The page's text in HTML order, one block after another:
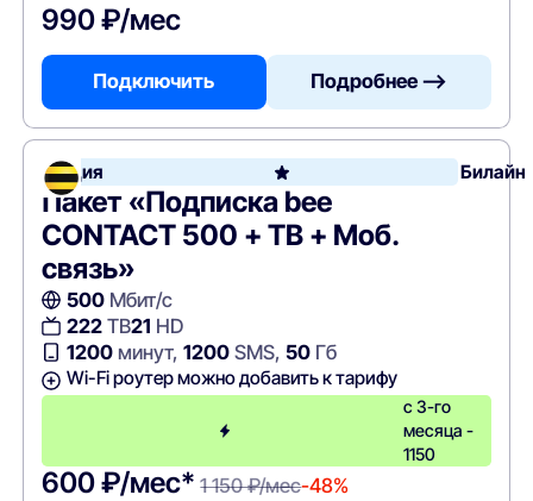
990 ₽/мес
Подключить Подробнее —>
Акция Билайн
Пакет «Подписка bee
CONTACT 500 + ТВ + Моб.
связь»
500Мбит/с
222ТВ21 HD
1200минут, 1200SMS, 50Гб
Wi-Fi роутер можно добавить к тарифу
с 3-го
месяца -
1150
600 ₽/мес* 1 150 ₽/мес-48%